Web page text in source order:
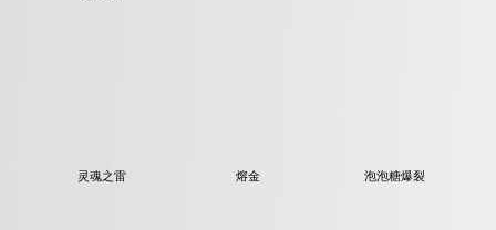
灵魂之雷 熔金 泡泡糖爆裂